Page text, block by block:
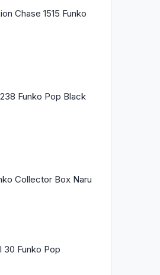
Chase 1515 Funko
Funko Pop Black
Collector Box Naru
30 Funko Pop